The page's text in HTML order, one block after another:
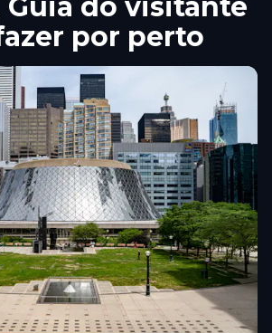
Guia do visitante
por perto